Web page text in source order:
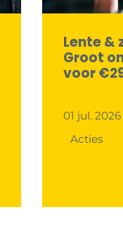
Lente &
Groot
voor
01 jul. 2026
Acties